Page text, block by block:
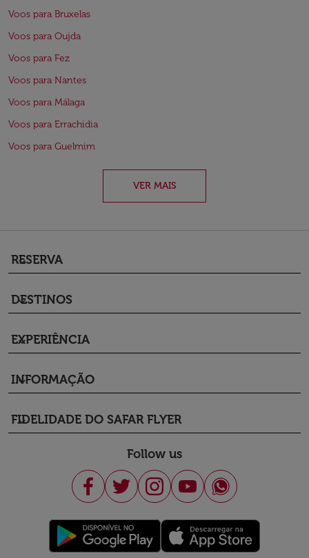
Voos para Bruxelas
Voos para Oujda
Voos para Fez
Voos para Nantes
Voos para Málaga
Voos para Errachidia
Voos para Guelmim
VER MAIS
RESERVA
keyboard_arrow_down
DESTINOS
keyboard_arrow_down
EXPERIÊNCIA
keyboard_arrow_down
INFORMAÇÃO
keyboard_arrow_down
FIDELIDADE DO SAFAR FLYER
keyboard_arrow_down
Follow us